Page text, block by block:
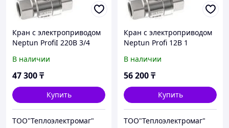
Кран с электроприводом
Neptun ProfiI 220B 3/4
В наличии
47 300₸
Купить
ТОО"Теплоэлектромаг"
Кран с электроприводом
Neptun Profi 12B 1
В наличии
56 200₸
Купить
ТОО"Теплоэлектромаг"